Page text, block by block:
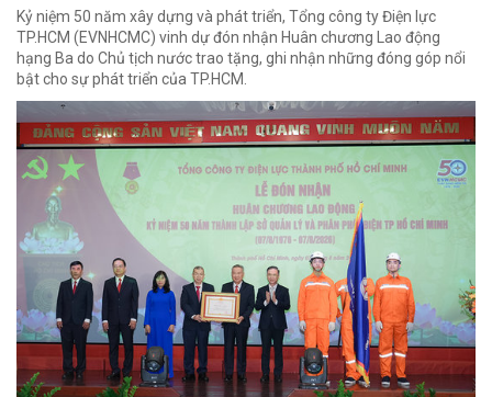
Kỷ niệm 50 năm xây dựng và phát triển, Tổng công ty Điện lực
TP.HCM (EVNHCMC) vinh dự đón nhận Huân chương Lao động
hạng Ba do Chủ tịch nước trao tặng, ghi nhận những đóng góp nổi
bật cho sự phát triển của TP.HCM.